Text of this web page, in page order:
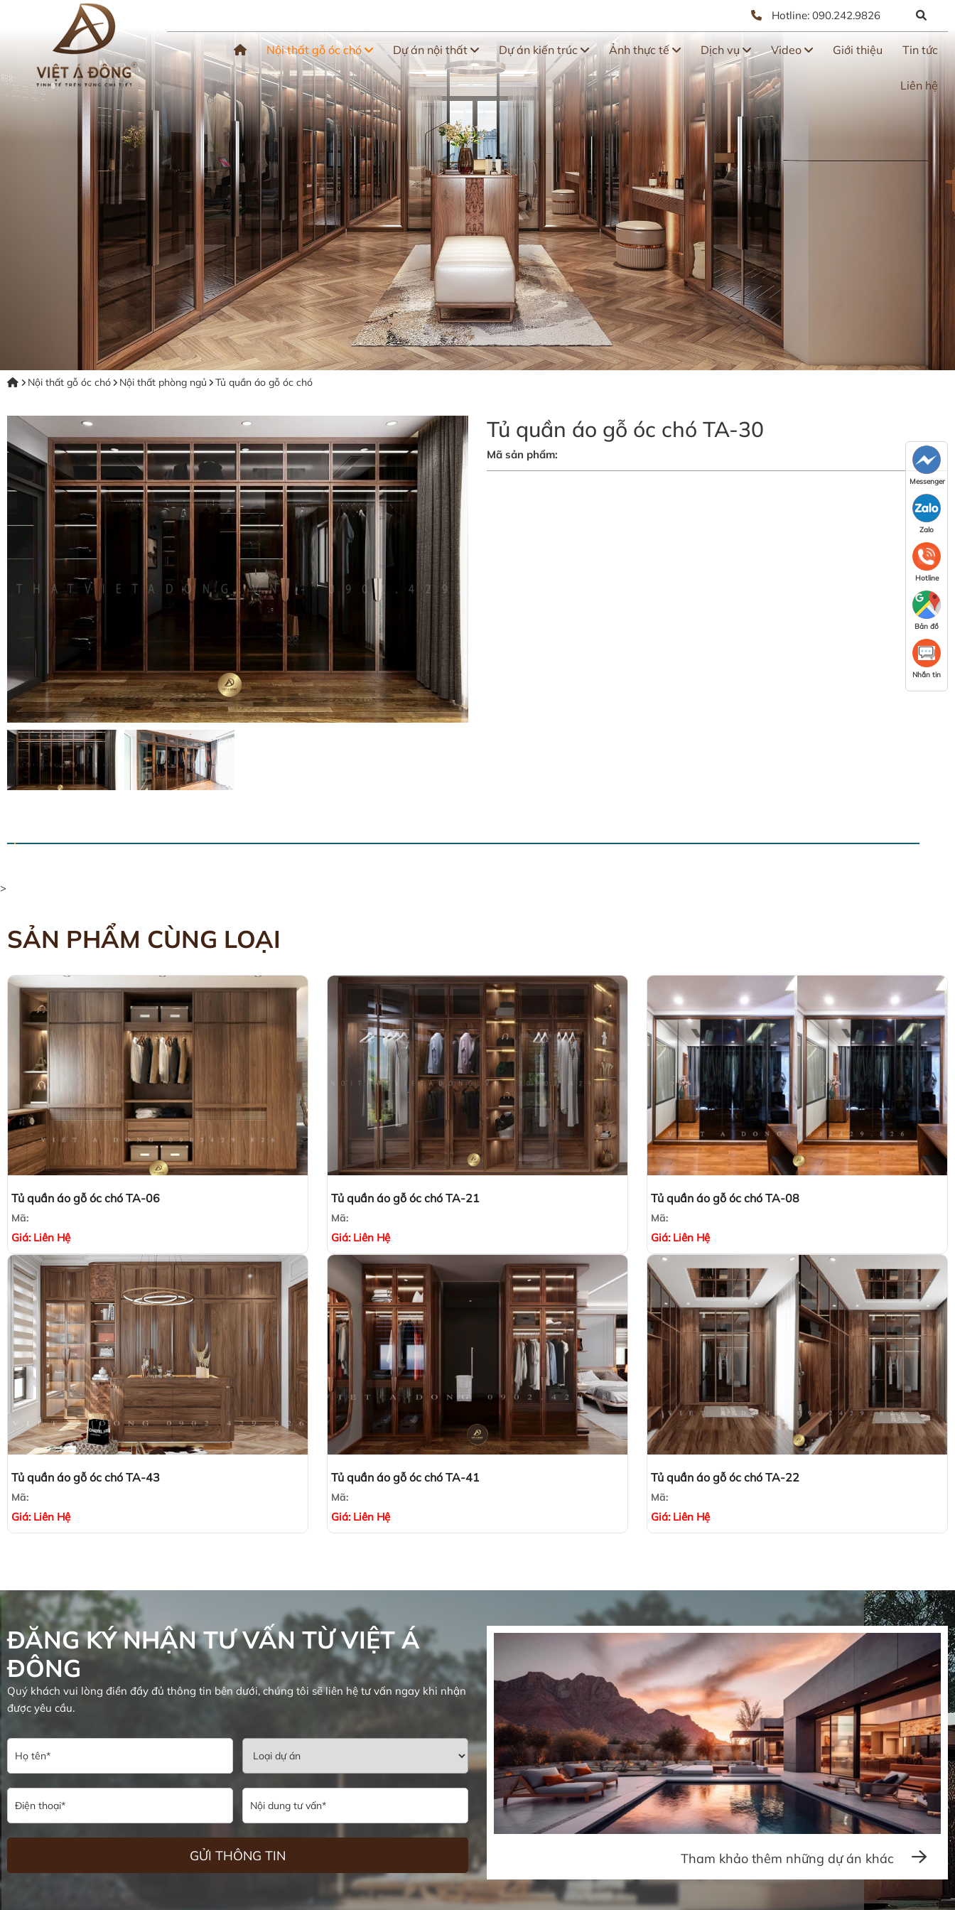
Hotline: 090.242.9826
Nội thất gỗ óc chó Dự án nội thất Dự án kiến trúc Ảnh thực tế Dịch vụ Video Giới thiệu Tin tức
Liên hệ
Nội thất gỗ óc chó Nội thất phòng ngủ Tủ quần áo gỗ óc chó
Tủ quần áo gỗ óc chó TA-30
Mã sản phẩm:
>
SẢN PHẨM CÙNG LOẠI
Tủ quần áo gỗ óc chó TA-06
Mã:
Giá: Liên Hệ
Tủ quần áo gỗ óc chó TA-21
Mã:
Giá: Liên Hệ
Tủ quần áo gỗ óc chó TA-08
Mã:
Giá: Liên Hệ
Tủ quần áo gỗ óc chó TA-43
Mã:
Giá: Liên Hệ
Tủ quần áo gỗ óc chó TA-41
Mã:
Giá: Liên Hệ
Tủ quần áo gỗ óc chó TA-22
Mã:
Giá: Liên Hệ
ĐĂNG KÝ NHẬN TƯ VẤN TỪ VIỆT Á
ĐÔNG
Quý khách vui lòng điền đầy đủ thông tin bên dưới, chúng tôi sẽ liên hệ tư vấn ngay khi nhận
được yêu cầu.
Tham khảo thêm những dự án khác
Messenger
Zalo
Hotline
Bản đồ
Nhắn tin